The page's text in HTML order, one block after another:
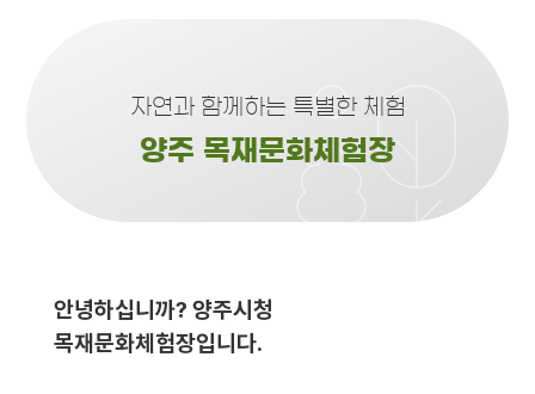
자연과 함께하는 특별한 체험
양주 목재문화체험장
안녕하십니까? 양주시청
목재문화체험장입니다.